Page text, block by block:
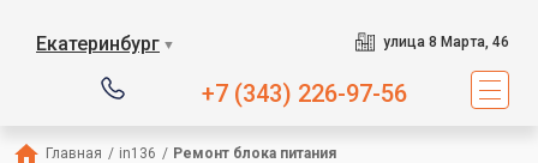
Екатеринбург ▼ улица 8 Марта, 46
+7 (343) 226-97-56
Главная / in136 / Ремонт блока питания